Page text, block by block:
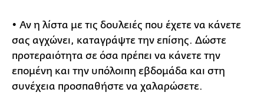
• Αν η λίστα με τις δουλειές που έχετε να κάνετε
σας αγχώνει, καταγράψτε την επίσης. Δώστε
προτεραιότητα σε όσα πρέπει να κάνετε την
επομένη και την υπόλοιπη εβδομάδα και στη
συνέχεια προσπαθήστε να χαλαρώσετε.